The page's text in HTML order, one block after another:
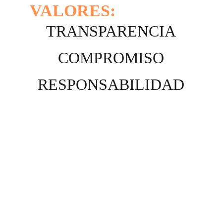
VALORES:
TRANSPARENCIA
COMPROMISO
RESPONSABILIDAD